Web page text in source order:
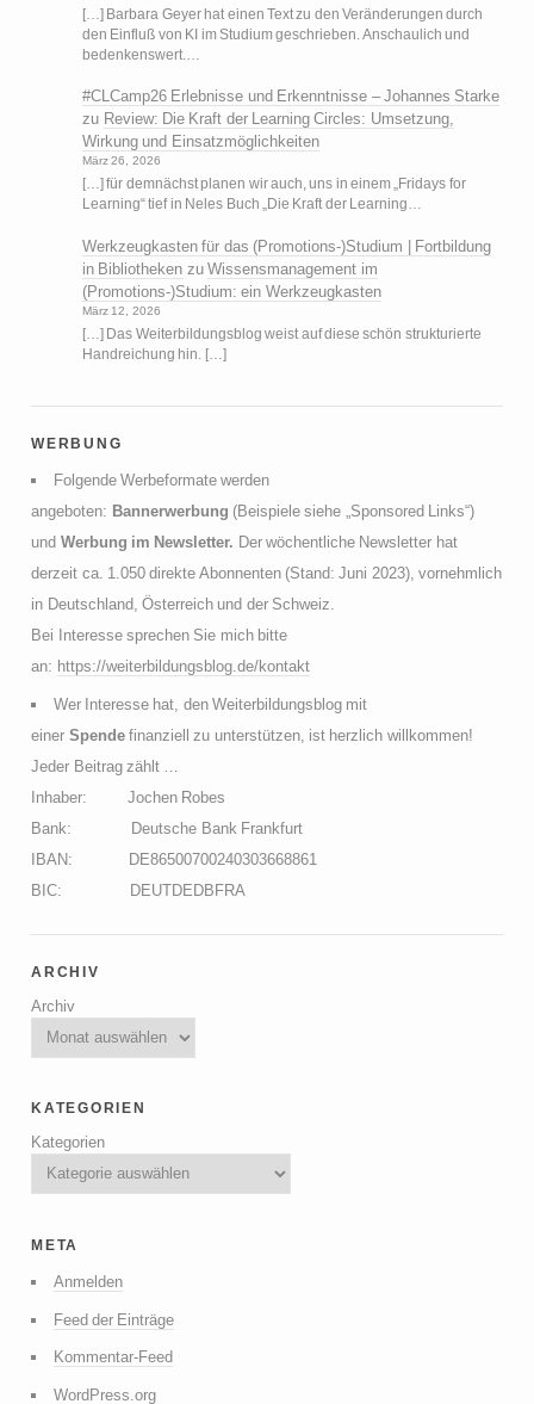
[…] Barbara Geyer hat einen Text zu den Veränderungen durch
den Einfluß von KI im Studium geschrieben. Anschaulich und
bedenkenswert.…
#CLCamp26 Erlebnisse und Erkenntnisse – Johannes Starke
zu Review: Die Kraft der Learning Circles: Umsetzung,
Wirkung und Einsatzmöglichkeiten
März 26, 2026
[…] für demnächst planen wir auch, uns in einem „Fridays for
Learning“ tief in Neles Buch „Die Kraft der Learning…
Werkzeugkasten für das (Promotions-)Studium | Fortbildung
in Bibliotheken zuWissensmanagement im
(Promotions-)Studium: ein Werkzeugkasten
März 12, 2026
[…] Das Weiterbildungsblog weist auf diese schön strukturierte
Handreichung hin. […]
werbung
Folgende Werbeformate werden
angeboten: Bannerwerbung (Beispiele siehe „Sponsored Links“)
und Werbung im Newsletter. Der wöchentliche Newsletter hat
derzeit ca. 1.050 direkte Abonnenten (Stand: Juni 2023), vornehmlich
in Deutschland, Österreich und der Schweiz.
Bei Interesse sprechen Sie mich bitte
an: https://weiterbildungsblog.de/kontakt
Wer Interesse hat, den Weiterbildungsblog mit
einer Spendefinanziell zu unterstützen, ist herzlich willkommen!
Jeder Beitrag zählt …
Inhaber: Jochen Robes
Bank: Deutsche Bank Frankfurt
IBAN: DE86500700240303668861
BIC: DEUTDEDBFRA
archiv
Archiv
kategorien
Kategorien
meta
Anmelden
Feed der Einträge
Kommentar-Feed
WordPress.org